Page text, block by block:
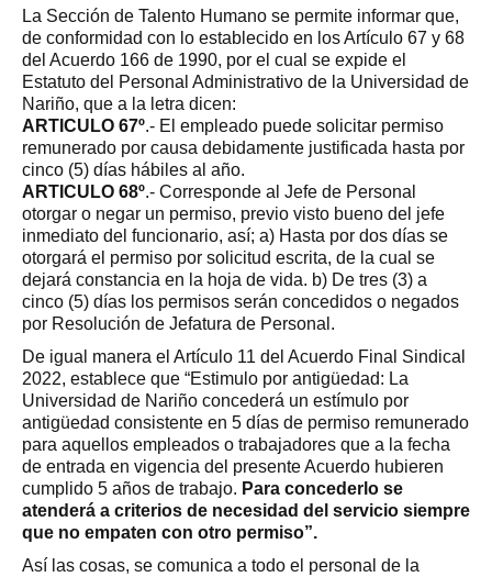
La Sección de Talento Humano se permite informar que,
de conformidad con lo establecido en los Artículo 67 y 68
del Acuerdo 166 de 1990, por el cual se expide el
Estatuto del Personal Administrativo de la Universidad de
Nariño, que a la letra dicen:
ARTICULO 67º.- El empleado puede solicitar permiso
remunerado por causa debidamente justificada hasta por
cinco (5) días hábiles al año.
ARTICULO 68º.- Corresponde al Jefe de Personal
otorgar o negar un permiso, previo visto bueno del jefe
inmediato del funcionario, así; a) Hasta por dos días se
otorgará el permiso por solicitud escrita, de la cual se
dejará constancia en la hoja de vida. b) De tres (3) a
cinco (5) días los permisos serán concedidos o negados
por Resolución de Jefatura de Personal.
De igual manera el Artículo 11 del Acuerdo Final Sindical
2022, establece que “Estimulo por antigüedad: La
Universidad de Nariño concederá un estímulo por
antigüedad consistente en 5 días de permiso remunerado
para aquellos empleados o trabajadores que a la fecha
de entrada en vigencia del presente Acuerdo hubieren
cumplido 5 años de trabajo. Para concederlo se
atenderá a criterios de necesidad del servicio siempre
que no empaten con otro permiso”.
Así las cosas, se comunica a todo el personal de la